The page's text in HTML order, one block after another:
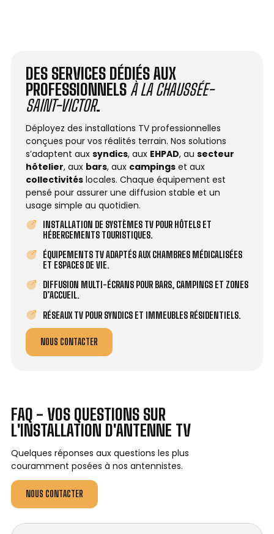
DES SERVICES DÉDIÉS AUX
PROFESSIONNELS À LA CHAUSSÉE-
SAINT-VICTOR.
Déployez des installations TV professionnelles
conçues pour vos réalités terrain. Nos solutions
s’adaptent aux syndics, aux EHPAD, au secteur
hôtelier, aux bars, aux campings et aux
collectivités locales. Chaque équipement est
pensé pour assurer une diffusion stable et un
usage simple au quotidien.
INSTALLATION DE SYSTÈMES TV POUR HÔTELS ET
HÉBERGEMENTS TOURISTIQUES.
ÉQUIPEMENTS TV ADAPTÉS AUX CHAMBRES MÉDICALISÉES
ET ESPACES DE VIE.
DIFFUSION MULTI-ÉCRANS POUR BARS, CAMPINGS ET ZONES
D’ACCUEIL.
RÉSEAUX TV POUR SYNDICS ET IMMEUBLES RÉSIDENTIELS.
NOUS CONTACTER
FAQ - VOS QUESTIONS SUR
L'INSTALLATION D'ANTENNE TV
Quelques réponses aux questions les plus
couramment posées à nos antennistes.
NOUS CONTACTER